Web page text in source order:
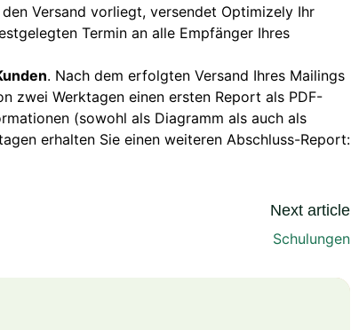
Versand vorliegt, versendet Optimizely Ihr
Termin an alle Empfänger Ihres
. Nach dem erfolgten Versand Ihres Mailings
zwei Werktagen einen ersten Report als PDF-
(sowohl als Diagramm als auch als
erhalten Sie einen weiteren Abschluss-Report:
Next article
Schulungen